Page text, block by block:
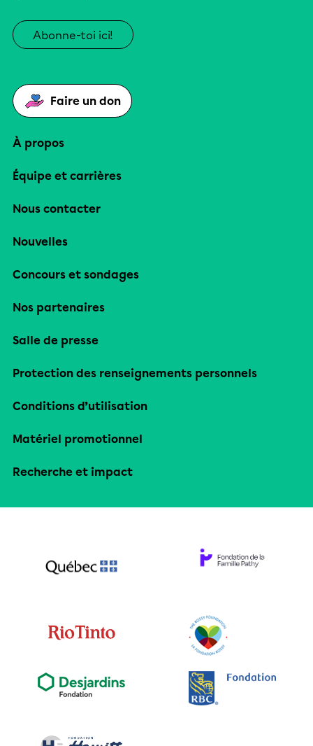
Abonne-toi ici!
Faire un don
À propos
Équipe et carrières
Nous contacter
Nouvelles
Concours et sondages
Nos partenaires
Salle de presse
Protection des renseignements personnels
Conditions d’utilisation
Matériel promotionnel
Recherche et impact